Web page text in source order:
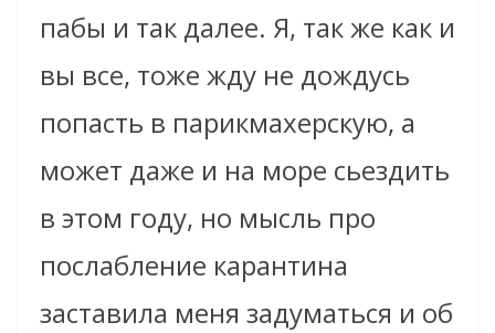
пабы и так далее. Я, так же как и
вы все, тоже жду не дождусь
попасть в парикмахерскую, а
может даже и на море сьездить
в этом году, но мысль про
послабление карантина
заставила меня задуматься и об